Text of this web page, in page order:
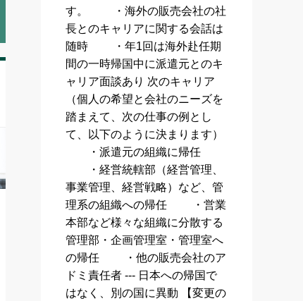
す。 ・海外の販売会社の社
長とのキャリアに関する会話は
随時 ・年1回は海外赴任期
間の一時帰国中に派遣元とのキ
ャリア面談あり 次のキャリア
（個人の希望と会社のニーズを
踏まえて、次の仕事の例とし
て、以下のように決まります）
・派遣元の組織に帰任
・経営統轄部（経営管理、
事業管理、経営戦略）など、管
理系の組織への帰任 ・営業
本部など様々な組織に分散する
管理部・企画管理室・管理室へ
の帰任 ・他の販売会社のア
ドミ責任者 --- 日本への帰国で
はなく、別の国に異動 【変更の